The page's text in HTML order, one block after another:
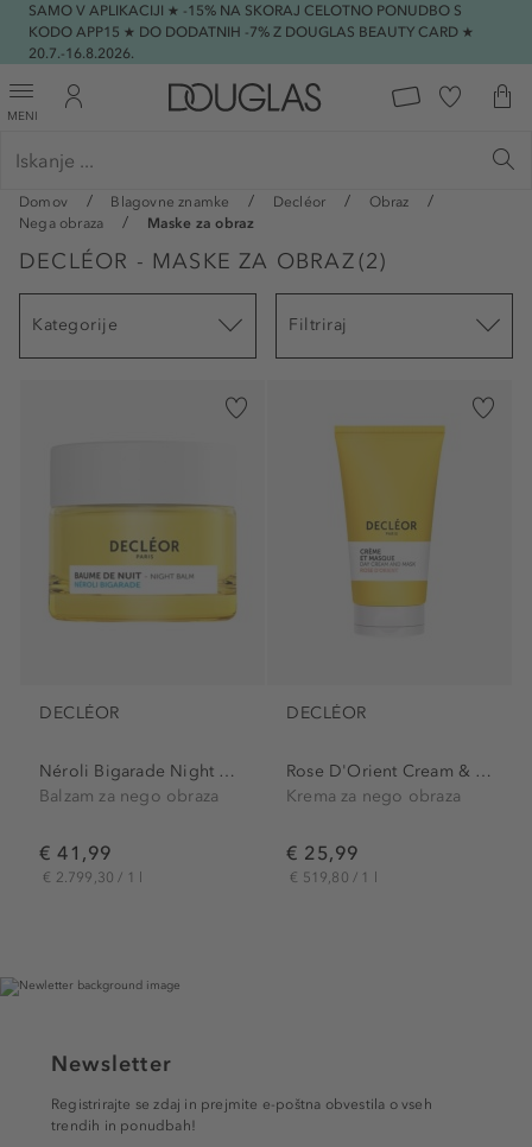
SAMO V APLIKACIJI ★ -15% NA SKORAJ CELOTNO PONUDBO S
KODO APP15 ★ DO DODATNIH -7% Z DOUGLAS BEAUTY CARD ★
20.7.-16.8.2026.
MENI
Domov Blagovne znamke Decléor
Obraz
Nega obraza
Maske za obraz
DECLÉOR - MASKE ZA OBRAZ(2)
Kategorije Filtriraj
DECLÉOR
Néroli Bigarade Night Balm
Balzam za nego obraza
€ 41,99
€ 2.799,30 / 1 l
DECLÉOR
Rose D'Orient Cream & Mask
Krema za nego obraza
€ 25,99
€ 519,80 / 1 l
Newsletter
Registrirajte se zdaj in prejmite e-poštna obvestila o vseh
trendih in ponudbah!